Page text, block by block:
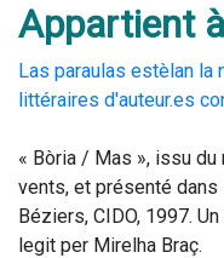
Appartient à
Las paraulas estèlan la
littéraires d'auteur.es
« Bòria / Mas », issu du
vents, et présenté dans
Béziers, CIDO, 1997.
legit per Mirelha Braç.